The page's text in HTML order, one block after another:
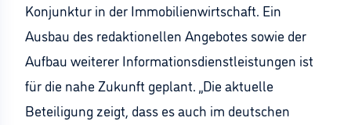
Konjunktur in der Immobilienwirtschaft. Ein
Ausbau des redaktionellen Angebotes sowie der
Aufbau weiterer Informationsdienstleistungen ist
für die nahe Zukunft geplant. „Die aktuelle
Beteiligung zeigt, dass es auch im deutschen